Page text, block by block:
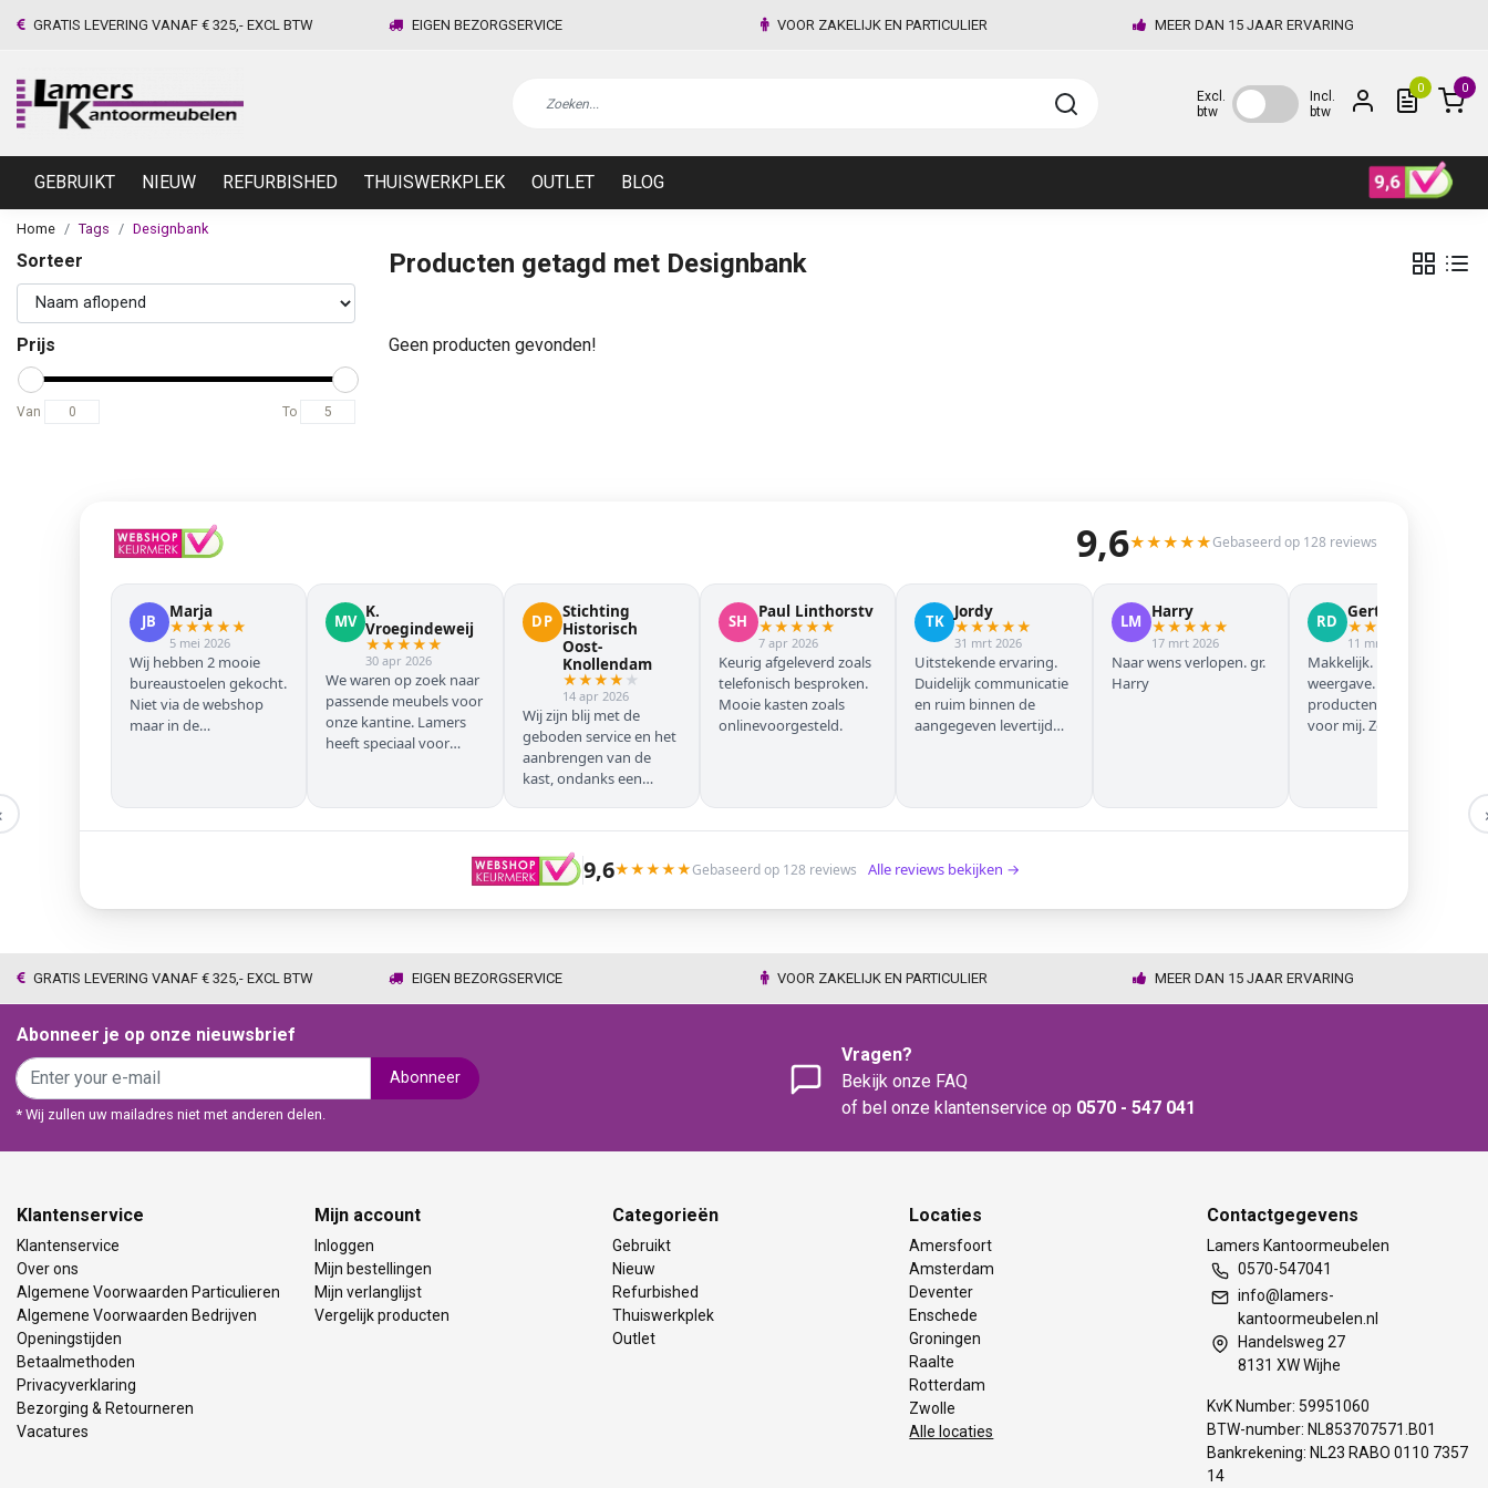
GRATIS LEVERING VANAF € 325,- EXCL BTW EIGEN BEZORGSERVICE VOOR ZAKELIJK EN PARTICULIER MEER DAN 15 JAAR ERVARING
Excl.
btw
Incl.
btw
0 0
GEBRUIKT NIEUW REFURBISHED THUISWERKPLEK OUTLET BLOG
Home Tags Designbank
Sorteer
Prijs
Van To
Producten getagd met Designbank
Geen producten gevonden!
9,6★★★★★Gebaseerd op 128 reviews
JB
Marja
★★★★★
5 mei 2026
Wij hebben 2 mooie
bureaustoelen gekocht.
Niet via de webshop
maar in de
MV
K.
Vroegindeweij
★★★★★
30 apr 2026
We waren op zoek naar
passende meubels voor
onze kantine. Lamers
heeft speciaal voor
zodat we geen beuken
met eiken door elkaar
DP
Stichting
Historisch
Oost-
Knollendam
★★★★ ★
14 apr 2026
Wij zijn blij met de
geboden service en het
aanbrengen van de
kast, ondanks een
wij dit vooraf gemeld),
maar dat ging zonder
SH
Paul Linthorstv
★★★★★
7 apr 2026
Keurig afgeleverd zoals
telefonisch besproken.
Mooie kasten zoals
onlinevoorgesteld.
TK
Jordy
★★★★★
31 mrt 2026
Uitstekende ervaring.
Duidelijk communicatie
en ruim binnen de
aangegeven levertijd
LM
Harry
★★★★★
17 mrt 2026
Naar wens verlopen. gr.
Harry
RD
Gert Jan
★★
11 mrt 2026
Makkelijk. Mooie
weergave. Goede
producten. Eerste keer
voor mij. Zeker niet de
9,6★★★★★Gebaseerd op 128 reviews Alle reviews bekijken →
GRATIS LEVERING VANAF € 325,- EXCL BTW EIGEN BEZORGSERVICE VOOR ZAKELIJK EN PARTICULIER MEER DAN 15 JAAR ERVARING
Abonneer je op onze nieuwsbrief
Abonneer
* Wij zullen uw mailadres niet met anderen delen.
Vragen?
Bekijk onze FAQ
of bel onze klantenservice op 0570 - 547 041
Klantenservice
Klantenservice
Over ons
Algemene Voorwaarden Particulieren
Algemene Voorwaarden Bedrijven
Openingstijden
Betaalmethoden
Privacyverklaring
Bezorging & Retourneren
Vacatures
Mijn account
Inloggen
Mijn bestellingen
Mijn verlanglijst
Vergelijk producten
Categorieën
Gebruikt
Nieuw
Refurbished
Thuiswerkplek
Outlet
Locaties
Amersfoort
Amsterdam
Deventer
Enschede
Groningen
Raalte
Rotterdam
Zwolle
Alle locaties
Contactgegevens
Lamers Kantoormeubelen
0570-547041
info@lamers-
kantoormeubelen.nl
Handelsweg 27
8131 XW Wijhe
KvK Number: 59951060
BTW-number: NL853707571.B01
Bankrekening: NL23 RABO 0110 7357
14